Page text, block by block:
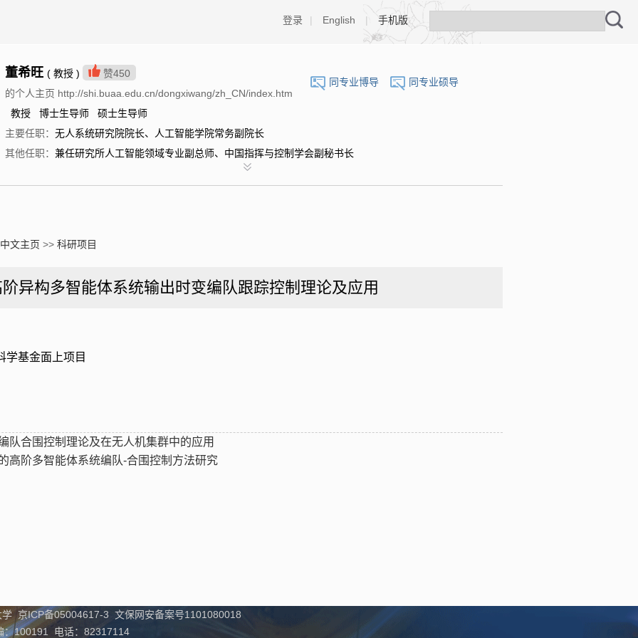
登录 | English | 手机版
同专业博导 同专业硕导
董希旺 ( 教授 ) 赞450
的个人主页 http://shi.buaa.edu.cn/dongxiwang/zh_CN/index.htm
教授 博士生导师 硕士生导师
主要任职： 无人系统研究院院长、人工智能学院常务副院长
其他任职： 兼任研究所人工智能领域专业副总师、中国指挥与控制学会副秘书长
中文主页 >> 科研项目
异构多智能体系统输出时变编队跟踪控制理论及应用
学基金面上项目
队合围控制理论及在无人机集群中的应用
高阶多智能体系统编队-合围控制方法研究
京ICP备05004617-3 文保网安备案号1101080018
：100191 电话：82317114